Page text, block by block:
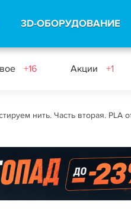
3D-ОБОРУДОВАНИЕ
+16 Акции +1
нить. Часть вторая. PLA